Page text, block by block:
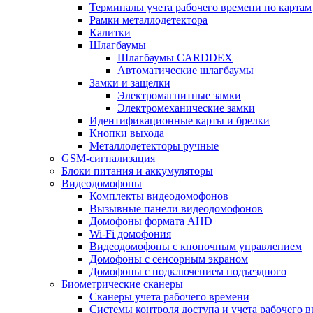
Терминалы учета рабочего времени по картам
Рамки металлодетектора
Калитки
Шлагбаумы
Шлагбаумы CARDDEX
Автоматические шлагбаумы
Замки и защелки
Электромагнитные замки
Электромеханические замки
Идентификационные карты и брелки
Кнопки выхода
Металлодетекторы ручные
GSM-сигнализация
Блоки питания и аккумуляторы
Видеодомофоны
Комплекты видеодомофонов
Вызывные панели видеодомофонов
Домофоны формата AHD
Wi-Fi домофония
Видеодомофоны с кнопочным управлением
Домофоны с сенсорным экраном
Домофоны с подключением подъездного
Биометрические сканеры
Сканеры учета рабочего времени
Системы контроля доступа и учета рабочего